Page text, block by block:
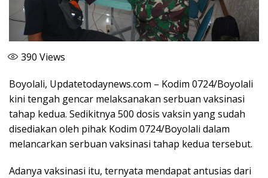
390 Views
Boyolali, Updatetodaynews.com – Kodim 0724/Boyolali
kini tengah gencar melaksanakan serbuan vaksinasi
tahap kedua. Sedikitnya 500 dosis vaksin yang sudah
disediakan oleh pihak Kodim 0724/Boyolali dalam
melancarkan serbuan vaksinasi tahap kedua tersebut.
Adanya vaksinasi itu, ternyata mendapat antusias dari